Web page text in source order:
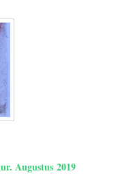
Augustus 2019